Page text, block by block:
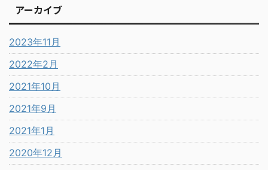
アーカイブ
2023年11月
2022年2月
2021年10月
2021年9月
2021年1月
2020年12月